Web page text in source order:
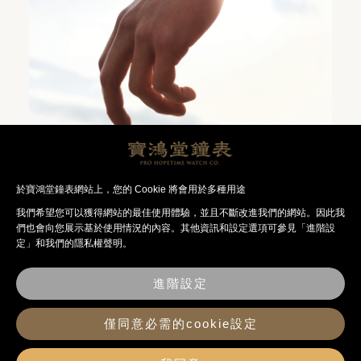
系列
探索勞力士配飾
了解更多
繼續探索
於寶鴻堂鐘表網站上，您的 Cookie 將會用於多種用途
我們希望您可以獲得網站的最佳使⽤體驗，並且不斷改進我們的網站。因此我
們也會向您展⽰基於使⽤情況的內容。其他資訊和設定選項可參見「進階設
定」和我們的隱私權聲明。
進階設定
僅同意必需的cookie設定